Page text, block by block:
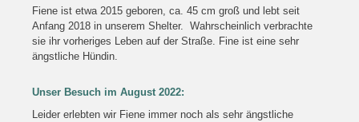
Fiene ist etwa 2015 geboren, ca. 45 cm groß und lebt seit
Anfang 2018 in unserem Shelter. Wahrscheinlich verbrachte
sie ihr vorheriges Leben auf der Straße. Fine ist eine sehr
ängstliche Hündin.
Unser Besuch im August 2022:
Leider erlebten wir Fiene immer noch als sehr ängstliche